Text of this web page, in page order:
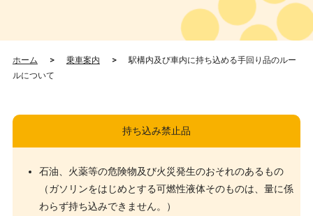
ホーム > 乗車案内 >
駅構内及び車内に持ち込める手回り品のルー
ルについて
持ち込み禁止品
石油、火薬等の危険物及び火災発生のおそれのあるもの
（ガソリンをはじめとする可燃性液体そのものは、量に係
わらず持ち込みできません。）